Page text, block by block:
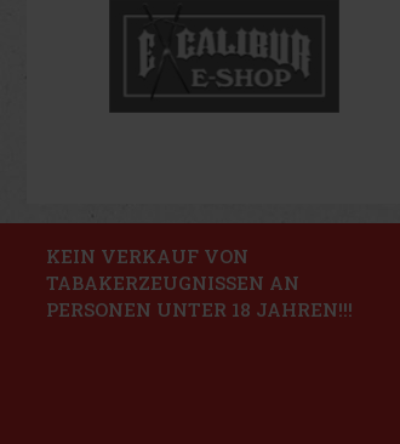
KEIN VERKAUF VON
TABAKERZEUGNISSEN AN
PERSONEN UNTER 18 JAHREN!!!